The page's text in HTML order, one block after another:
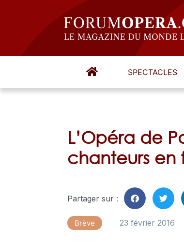
SPECTACLES
L’Opéra de
chanteurs en
Partager sur :
Brève 23 février 2016